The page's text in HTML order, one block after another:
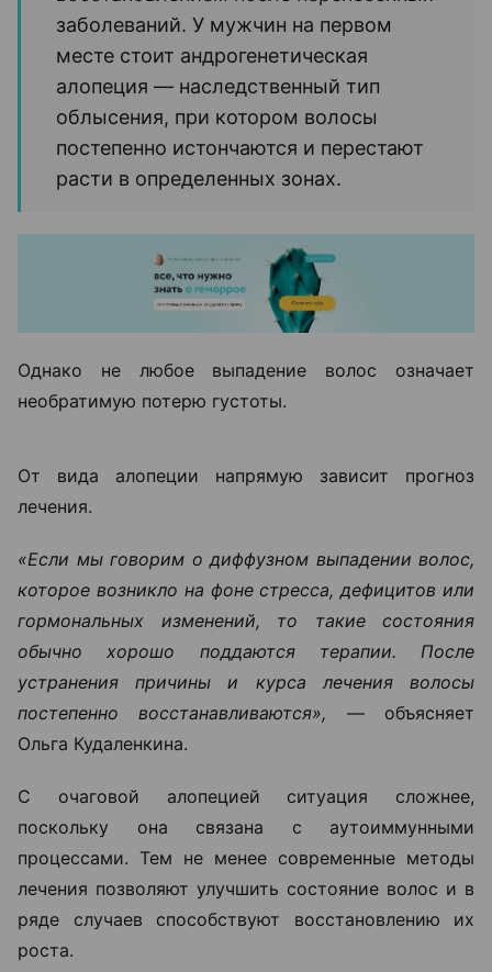
дефицитов, лечения сопутствующих
заболеваний или медикаментозной
терапии. Поэтому план лечения всегда
составляется индивидуально после
обследования», —отмечает Ольга
Кудаленкина.
Именно поэтому специалисты советуют не тратить
месяцы на эксперименты с косметическими
средствами, а сначала выяснить причину
выпадения волос. От правильного диагноза во
многом зависит и эффективность дальнейшего
лечения.
можно ли остановить этот
процесс
Когда человек замечает усиленное выпадение
волос, первый вопрос обычно звучит одинаково:
можно ли это остановить? Ответ зависит от
причины проблемы.
У женщин выпадение волос чаще
изменениями, дефицитными
состояниями, стрессом,
беременностью, заболеваниями
щитовидной железы или
восстановлением после перенесенных
заболеваний. У мужчин на первом